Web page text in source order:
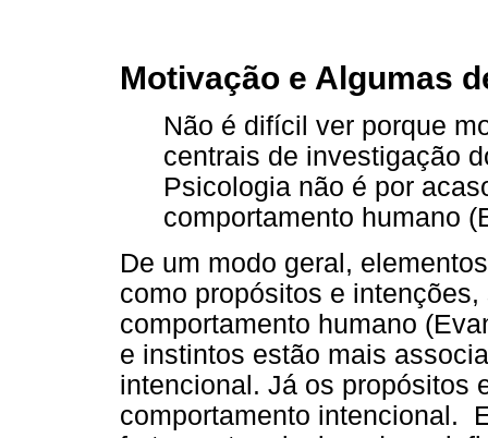
Motivação e Algumas
Não é difícil ver porque
centrais de investigação
Psicologia não é por
comportamento humano
De um modo geral,
como propósitos e
comportamento humano
e instintos estão mais
intencional. Já os propósitos
comportamento intencional.